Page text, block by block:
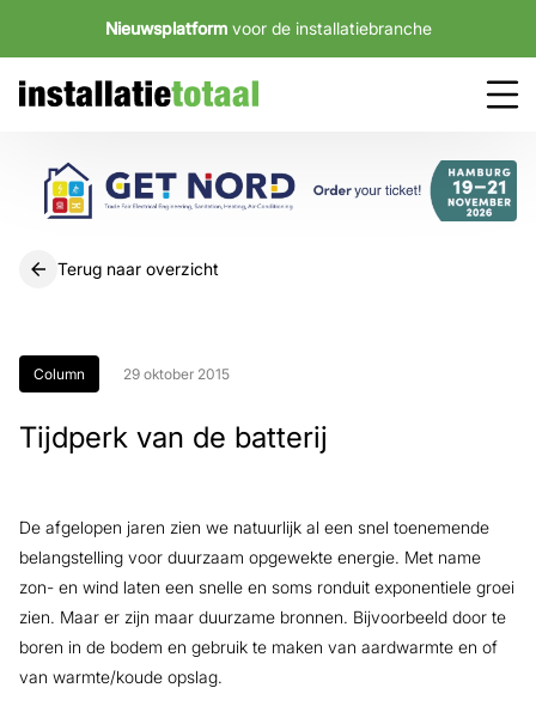
Nieuwsplatform voor de installatiebranche
Terug naar overzicht
Column 29 oktober 2015
Tijdperk van de batterij
De afgelopen jaren zien we natuurlijk al een snel toenemende
belangstelling voor duurzaam opgewekte energie. Met name
zon- en wind laten een snelle en soms ronduit exponentiele groei
zien. Maar er zijn maar duurzame bronnen. Bijvoorbeeld door te
boren in de bodem en gebruik te maken van aardwarmte en of
van warmte/koude opslag.